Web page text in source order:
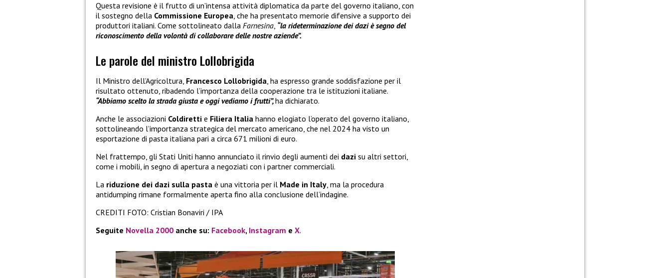
Questa revisione è il frutto di un’intensa attività diplomatica da parte del governo italiano, con
il sostegno della Commissione Europea, che ha presentato memorie difensive a supporto dei
produttori italiani. Come sottolineato dalla Farnesina, “la rideterminazione dei dazi è segno del
riconoscimento della volontà di collaborare delle nostre aziende”.
Le parole del ministro Lollobrigida
Il Ministro dell’Agricoltura, Francesco Lollobrigida, ha espresso grande soddisfazione per il
risultato ottenuto, ribadendo l’importanza della cooperazione tra le istituzioni italiane.
“Abbiamo scelto la strada giusta e oggi vediamo i frutti”,ha dichiarato.
Anche le associazioni Coldiretti e Filiera Italia hanno elogiato l’operato del governo italiano,
sottolineando l’importanza strategica del mercato americano, che nel 2024 ha visto un
esportazione di pasta italiana pari a circa 671 milioni di euro.
Nel frattempo, gli Stati Uniti hanno annunciato il rinvio degli aumenti dei dazi su altri settori,
come i mobili, in segno di apertura a negoziati con i partner commerciali.
La riduzione dei dazi sulla pasta è una vittoria per il Made in Italy, ma la procedura
antidumping rimane formalmente aperta fino alla conclusione dell’indagine.
CREDITI FOTO: Cristian Bonaviri / IPA
Seguite Novella 2000 anche su: Facebook, Instagram e X.